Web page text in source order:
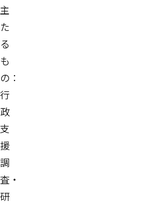
主
た
る
も
の：
行
政
支
援
調
査・
研